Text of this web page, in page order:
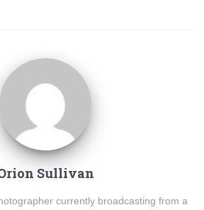
Sullivan
currently broadcasting from a